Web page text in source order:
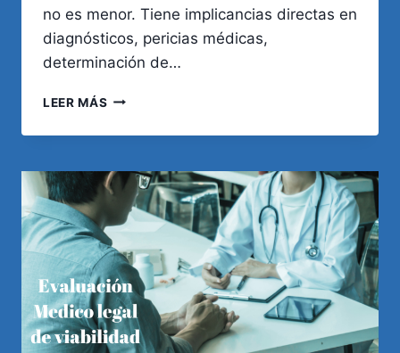
no es menor. Tiene implicancias directas en
diagnósticos, pericias médicas,
determinación de…
LEER MÁS LUMBALGIA:
O
CLAVES
MÉDICAS
LEGALES
EN
ARGENTINA